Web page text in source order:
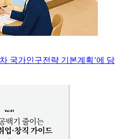
국가인구전략 기본계획’에 담